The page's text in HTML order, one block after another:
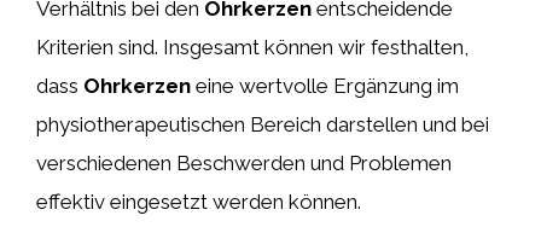
Verhältnis bei den Ohrkerzen entscheidende
Kriterien sind. Insgesamt können wir festhalten,
dass Ohrkerzen eine wertvolle Ergänzung im
physiotherapeutischen Bereich darstellen und bei
verschiedenen Beschwerden und Problemen
effektiv eingesetzt werden können.